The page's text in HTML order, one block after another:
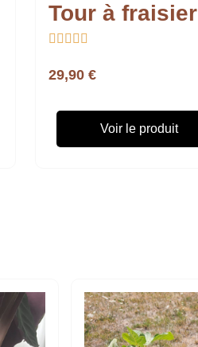
Tour à fraisier
    
29,90 €
Voir le produit